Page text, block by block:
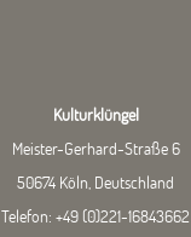
Kulturklüngel
Meister-Gerhard-Straße 6
50674 Köln, Deutschland
Telefon: +49 (0)221-16843662